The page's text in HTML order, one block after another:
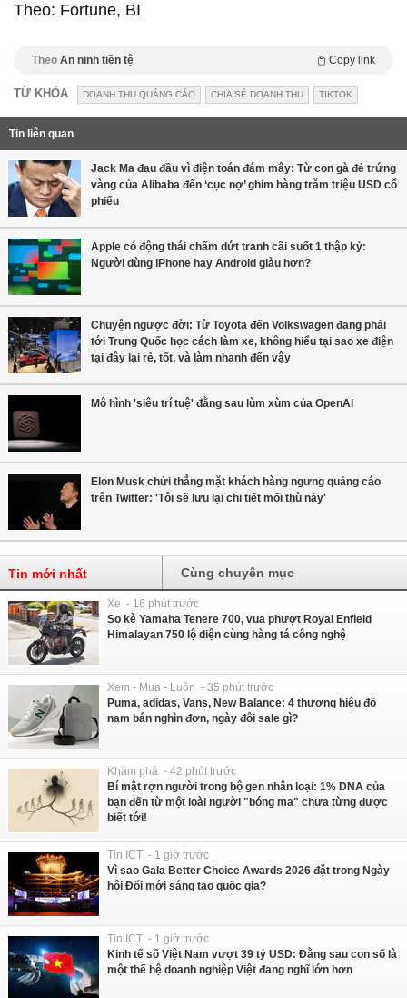
Theo: Fortune, BI
Theo An ninh tiền tệ Copy link
TỪ KHÓA DOANH THU QUẢNG CÁO CHIA SẺ DOANH THU TIKTOK
Tin liên quan
Jack Ma đau đầu vì điện toán đám mây: Từ con gà đẻ trứng
vàng của Alibaba đến ‘cục nợ’ ghim hàng trăm triệu USD cổ
phiếu
Apple có động thái chấm dứt tranh cãi suốt 1 thập kỷ:
Người dùng iPhone hay Android giàu hơn?
Chuyện ngược đời: Từ Toyota đến Volkswagen đang phải
tới Trung Quốc học cách làm xe, không hiểu tại sao xe điện
tại đây lại rẻ, tốt, và làm nhanh đến vậy
Mô hình 'siêu trí tuệ' đằng sau lùm xùm của OpenAI
Elon Musk chửi thẳng mặt khách hàng ngưng quảng cáo
trên Twitter: 'Tôi sẽ lưu lại chi tiết mối thù này'
Tin mới nhất Cùng chuyên mục
Xe - 16 phút trước
So kè Yamaha Tenere 700, vua phượt Royal Enfield
Himalayan 750 lộ diện cùng hàng tá công nghệ
Xem - Mua - Luôn - 35 phút trước
Puma, adidas, Vans, New Balance: 4 thương hiệu đồ
nam bán nghìn đơn, ngày đôi sale gì?
Khám phá - 42 phút trước
Bí mật rợn người trong bộ gen nhân loại: 1% DNA của
bạn đến từ một loài người "bóng ma" chưa từng được
biết tới!
Tin ICT - 1 giờ trước
Vì sao Gala Better Choice Awards 2026 đặt trong Ngày
hội Đổi mới sáng tạo quốc gia?
Tin ICT - 1 giờ trước
Kinh tế số Việt Nam vượt 39 tỷ USD: Đằng sau con số là
một thế hệ doanh nghiệp Việt đang nghĩ lớn hơn